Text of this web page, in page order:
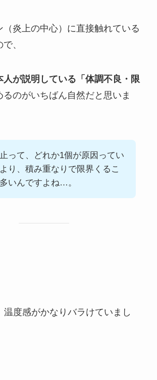
（炎上の中心）に直接触れている
、
人が説明している「体調不良・限
るのがいちばん自然だと思いま
って、どれか1個が原因ってい
り、積み重なりで限界くるこ
いんですよね…。
温度感がかなりバラけていまし